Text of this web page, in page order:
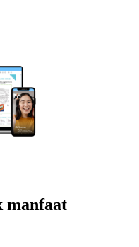
manfaat